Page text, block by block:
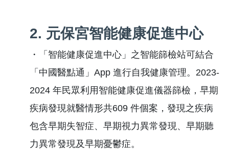
2. 元保宮智能健康促進中心
・「智能健康促進中心」之智能篩檢站可結合
「中國醫點通」App 進行自我健康管理。2023-
2024 年民眾利用智能健康促進儀器篩檢，早期
疾病發現就醫情形共609 件個案，發現之疾病
包含早期失智症、早期視力異常發現、早期聽
力異常發現及早期憂鬱症。